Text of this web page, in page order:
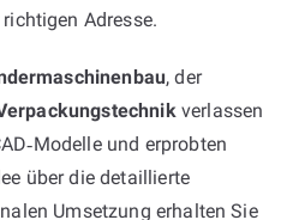
Adresse.
, der
verlassen
und erprobten
über die detaillierte
Umsetzung erhalten Sie